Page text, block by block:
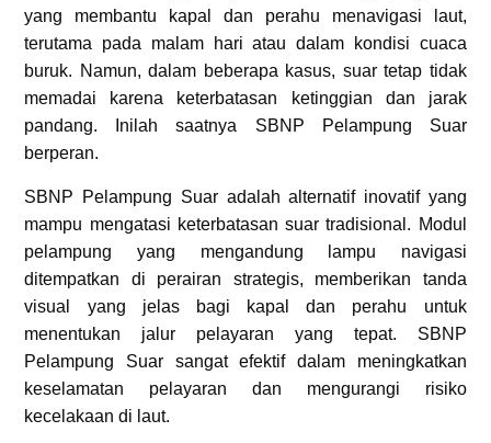
yang membantu kapal dan perahu menavigasi laut,
terutama pada malam hari atau dalam kondisi cuaca
buruk. Namun, dalam beberapa kasus, suar tetap tidak
memadai karena keterbatasan ketinggian dan jarak
pandang. Inilah saatnya SBNP Pelampung Suar
berperan.
SBNP Pelampung Suar adalah alternatif inovatif yang
mampu mengatasi keterbatasan suar tradisional. Modul
pelampung yang mengandung lampu navigasi
ditempatkan di perairan strategis, memberikan tanda
visual yang jelas bagi kapal dan perahu untuk
menentukan jalur pelayaran yang tepat. SBNP
Pelampung Suar sangat efektif dalam meningkatkan
keselamatan pelayaran dan mengurangi risiko
kecelakaan di laut.